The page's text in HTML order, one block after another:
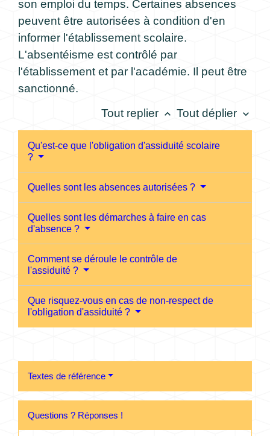
son emploi du temps. Certaines absences
peuvent être autorisées à condition d'en
informer l'établissement scolaire.
L'absentéisme est contrôlé par
l'établissement et par l'académie. Il peut être
sanctionné.
Tout replier keyboard_arrow_up Tout déplier keyboard_arrow_down
Qu'est-ce que l'obligation d'assiduité scolaire
?
Quelles sont les absences autorisées ?
Quelles sont les démarches à faire en cas
d'absence ?
Comment se déroule le contrôle de
l'assiduité ?
Que risquez-vous en cas de non-respect de
l'obligation d'assiduité ?
Textes de référence
Questions ? Réponses !